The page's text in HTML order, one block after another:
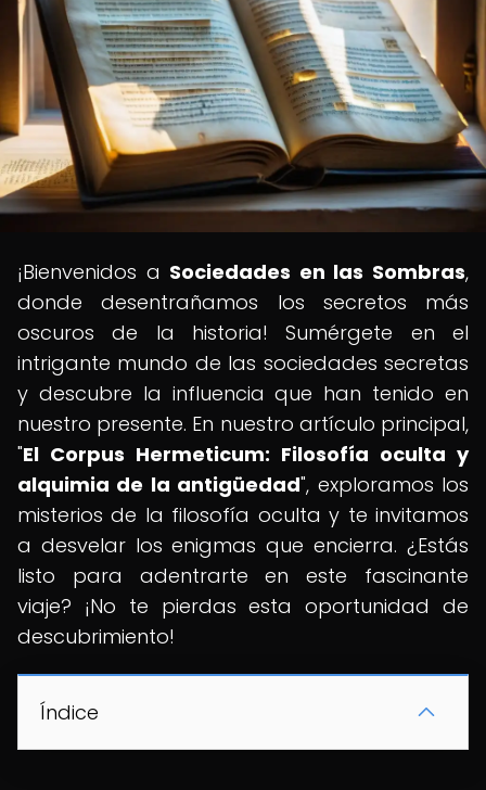
¡Bienvenidos a Sociedades en las Sombras,
donde desentrañamos los secretos más
oscuros de la historia! Sumérgete en el
intrigante mundo de las sociedades secretas
y descubre la influencia que han tenido en
nuestro presente. En nuestro artículo principal,
"El Corpus Hermeticum: Filosofía oculta y
alquimia de la antigüedad", exploramos los
misterios de la filosofía oculta y te invitamos
a desvelar los enigmas que encierra. ¿Estás
listo para adentrarte en este fascinante
viaje? ¡No te pierdas esta oportunidad de
descubrimiento!
Índice